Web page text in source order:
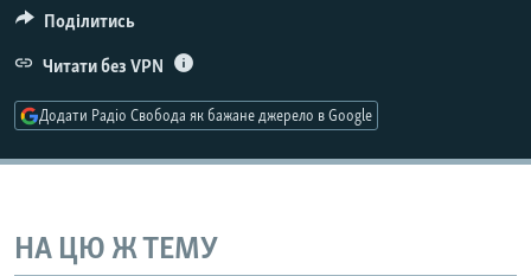
КТАТ
Усі сайти RFE/RL
Поділитись
Читати без VPN
Додати Радіо Свобода як бажане джерело в Google
НА ЦЮ Ж ТЕМУ